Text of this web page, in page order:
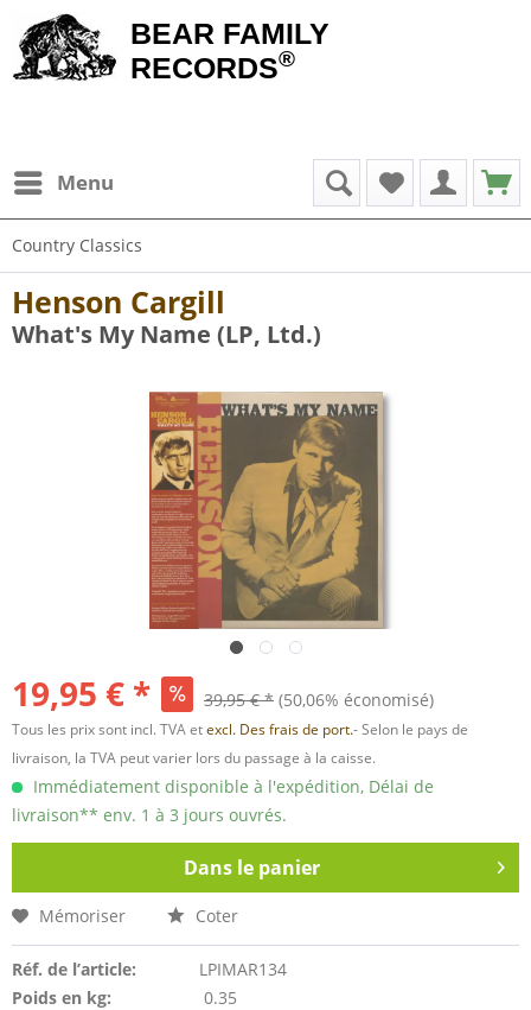
BEAR FAMILY
RECORDS®
Menu
Country Classics
Henson Cargill
What's My Name (LP, Ltd.)
19,95 € * 39,95 € * (50,06% économisé)
Tous les prix sont incl. TVA etexcl. Des frais de port.- Selon le pays de
livraison, la TVA peut varier lors du passage à la caisse.
Immédiatement disponible à l'expédition, Délai de
livraison** env. 1 à 3 jours ouvrés.
Dans le panier
Mémoriser Coter
Réf. de l’article:
LPIMAR134
Poids en kg:
0.35